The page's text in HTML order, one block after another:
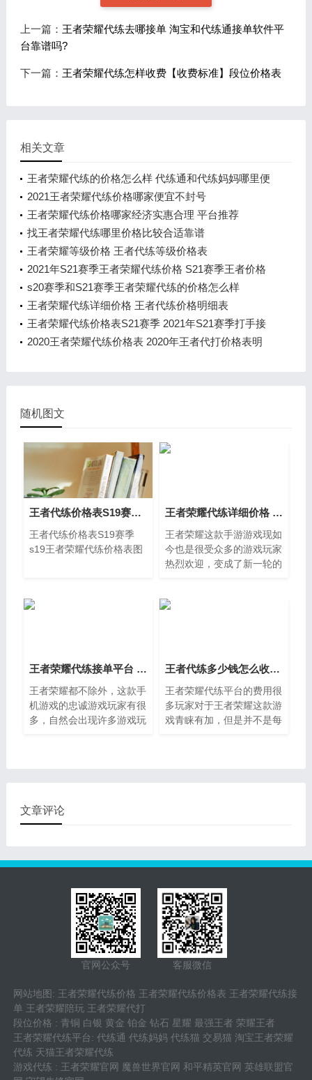
上一篇： 王者荣耀代练去哪接单 淘宝和代练通接单软件平
台靠谱吗?
下一篇： 王者荣耀代练怎样收费【收费标准】段位价格表
相关文章
王者荣耀代练的价格怎么样 代练通和代练妈妈哪里便
宜
2021王者荣耀代练价格哪家便宜不封号
王者荣耀代练价格哪家经济实惠合理 平台推荐
找王者荣耀代练哪里价格比较合适靠谱
王者荣耀等级价格 王者代练等级价格表
2021年S21赛季王者荣耀代练价格 S21赛季王者价格
表明
s20赛季和S21赛季王者荣耀代练的价格怎么样
王者荣耀代练详细价格 王者代练价格明细表
王者荣耀代练价格表S21赛季 2021年S21赛季打手接
单价
2020王者荣耀代练价格表 2020年王者代打价格表明
随机图文
王者代练价格表S19赛季 s19王者荣耀代练价格表图
王者代练价格表S19赛季
s19王者荣耀代练价格表图
王者荣耀代练详细价格 王者代练价格明细表
王者荣耀这款手游游戏现如
今也是很受众多的游戏玩家
热烈欢迎，变成了新一轮的
展现了几何倍数提高，并且
项目要求也会升高，现如今
都早已竞相把眼光放进了王
者荣耀代练上边。
王者荣耀代练接单平台 王者代练接单平台一览[推荐]
王者荣耀都不除外，这款手
机游戏的忠诚游戏玩家有很
多，自然会出现许多游戏玩
这些在游戏里面升段有艰难
的游戏玩家去做到游戏玩家
王者代练多少钱怎么收费 王者荣耀代打收费标准细则
王者荣耀代练平台的费用很
多玩家对于王者荣耀这款游
戏青睐有加，但是并不是每
文章评论
官网公众号 客服微信
网站地图 : 王者荣耀代练价格 王者荣耀代练价格表 王者荣耀代练接
单 王者荣耀陪玩 王者荣耀代打
段位价格 : 青铜 白银 黄金 铂金 钻石 星耀 最强王者 荣耀王者
王者荣耀代练平台: 代练通 代练妈妈 代练猫 交易猫 淘宝王者荣耀
代练 天猫王者荣耀代练
游戏代练 : 王者荣耀官网 魔兽世界官网 和平精英官网 英雄联盟官